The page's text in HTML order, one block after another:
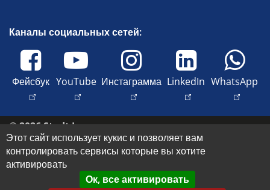
Каналы социальных сетей:
Фейсбук YouTube Инстаграмма LinkedIn WhatsApp
© 2026 Stadt Jena
Свяжитесь с нами
Доступность
Защита данных
Этот сайт использует кукис и позволяет вам
контролировать сервисы которые вы хотите
активировать
Ок, все активировать